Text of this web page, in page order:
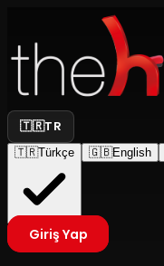
🇹🇷TR
🇹🇷Türkçe 🇬🇧English
Giriş Yap